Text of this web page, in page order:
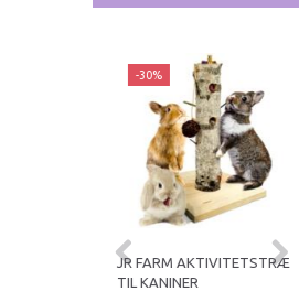
-30%
JR FARM AKTIVITETSTRÆ
TIL KANINER